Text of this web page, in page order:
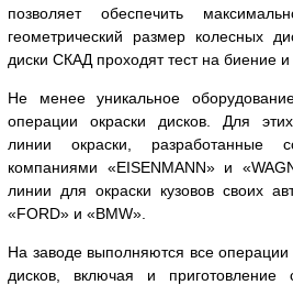
позволяет обеспечить
геометрический размер колесных
диски СКАД проходят тест на биение и
Не менее уникальное
операции окраски дисков. Для
линии окраски, разработанные
компаниями «EISENMANN» и
линии для окраски кузовов своих
«FORD» и «BMW».
На заводе выполняются все операции
дисков, включая и приготовление